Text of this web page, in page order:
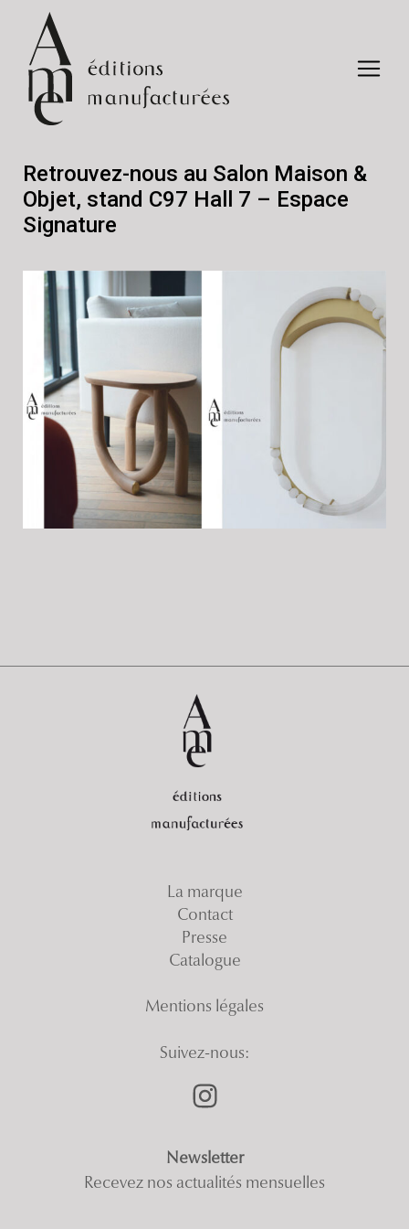
Retrouvez-nous au Salon Maison &
Objet, stand C97 Hall 7 – Espace
Signature
La marque
Contact
Presse
Catalogue
Mentions légales
Suivez-nous:
Newsletter
Recevez nos actualités mensuelles